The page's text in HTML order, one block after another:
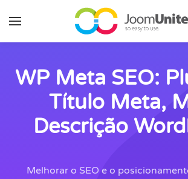
Pular para o conteúdo principal
WP Meta SEO:
Título Meta,
Descrição
Melhorar o SEO e o